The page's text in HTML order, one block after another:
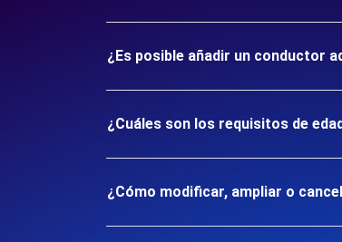
¿Es posible añadir un conductor
¿Cuáles son los requisitos de
¿Cómo modificar, ampliar o